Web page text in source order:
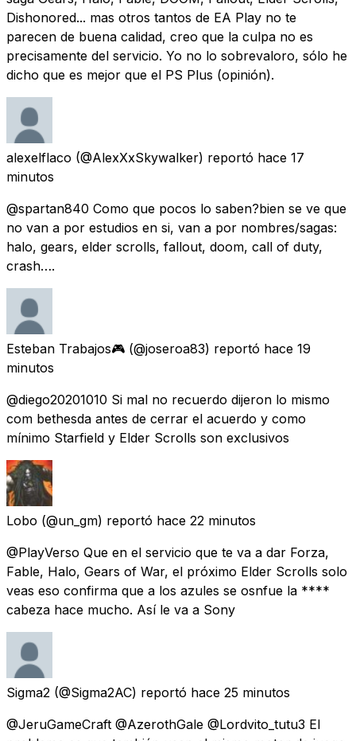
Dishonored... mas otros tantos de EA Play no te
parecen de buena calidad, creo que la culpa no es
precisamente del servicio. Yo no lo sobrevaloro, sólo he
dicho que es mejor que el PS Plus (opinión).
alexelflaco (@AlexXxSkywalker) reportó hace 17
minutos
@spartan840 Como que pocos lo saben?bien se ve que
no van a por estudios en si, van a por nombres/sagas:
halo, gears, elder scrolls, fallout, doom, call of duty,
crash….
Esteban Trabajos🎮 (@joseroa83) reportó hace 19
minutos
@diego20201010 Si mal no recuerdo dijeron lo mismo
com bethesda antes de cerrar el acuerdo y como
mínimo Starfield y Elder Scrolls son exclusivos
Lobo (@un_gm) reportó hace 22 minutos
@PlayVerso Que en el servicio que te va a dar Forza,
Fable, Halo, Gears of War, el próximo Elder Scrolls solo
veas eso confirma que a los azules se osnfue la ****
cabeza hace mucho. Así le va a Sony
Sigma2 (@Sigma2AC) reportó hace 25 minutos
@JeruGameCraft @AzerothGale @Lordvito_tutu3 El